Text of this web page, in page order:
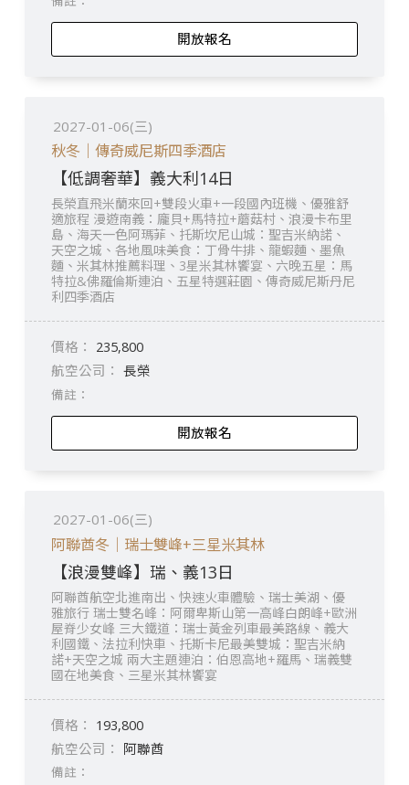
開放報名
2027-01-06(三)
秋冬｜傳奇威尼斯四季酒店
【低調奢華】義大利14日
長榮直飛米蘭來回+雙段火車+一段國內班機、優雅舒
適旅程 漫遊南義：龐貝+馬特拉+蘑菇村、浪漫卡布里
島、海天一色阿瑪菲、托斯坎尼山城：聖吉米納諾、
天空之城、各地風味美食：丁骨牛排、龍蝦麵、墨魚
麵、米其林推薦料理、3星米其林饗宴、六晚五星：馬
特拉&佛羅倫斯連泊、五星特選莊園、傳奇威尼斯丹尼
利四季酒店
235,800
長榮
開放報名
2027-01-06(三)
阿聯酋冬｜瑞士雙峰+三星米其林
【浪漫雙峰】瑞、義13日
阿聯酋航空北進南出、快速火車體驗、瑞士美湖、優
雅旅行 瑞士雙名峰：阿爾卑斯山第一高峰白朗峰+歐洲
屋脊少女峰 三大鐵道：瑞士黃金列車最美路線、義大
利國鐵、法拉利快車、托斯卡尼最美雙城：聖吉米納
諾+天空之城 兩大主題連泊：伯恩高地+羅馬、瑞義雙
國在地美食、三星米其林饗宴
193,800
阿聯酋